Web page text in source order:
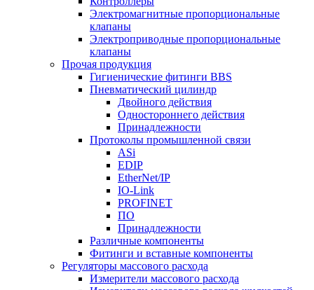
Электромагнитные пропорциональные
клапаны
Электроприводные пропорциональные
клапаны
Прочая продукция
Гигиенические фитинги BBS
Пневматический цилиндр
Двойного действия
Одностороннего действия
Принадлежности
Протоколы промышленной связи
ASi
EDIP
EtherNet/IP
IO-Link
PROFINET
ПО
Принадлежности
Различные компоненты
Фитинги и вставные компоненты
Регуляторы массового расхода
Измерители массового расхода